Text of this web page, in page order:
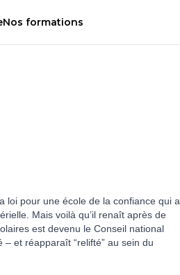
Nos formations
loi pour une école de la confiance qui a
Mais voilà qu’il renaît après de
est devenu le Conseil national
– et réapparaît “relifté” au sein du